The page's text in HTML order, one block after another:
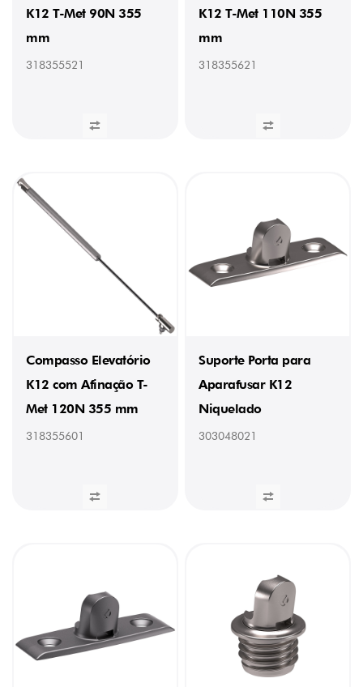
K12 T-Met 90N 355
mm
318355521
K12 T-Met 110N 355
mm
318355621
Compasso Elevatório
K12 com Afinação T-
Met 120N 355 mm
318355601
Suporte Porta para
Aparafusar K12
Niquelado
303048021